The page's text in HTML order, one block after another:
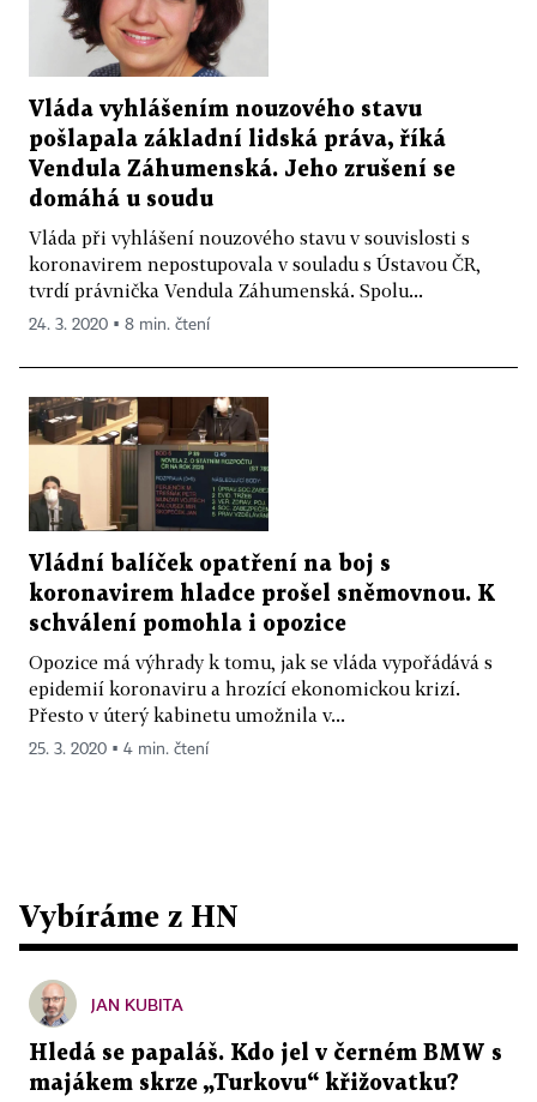
Vláda vyhlášením nouzového stavu
pošlapala základní lidská práva, říká
Vendula Záhumenská. Jeho zrušení se
domáhá u soudu
Vláda při vyhlášení nouzového stavu v souvislosti s
koronavirem nepostupovala v souladu s Ústavou ČR,
tvrdí právnička Vendula Záhumenská. Spolu...
24. 3. 2020 ▪ 8 min. čtení
Vládní balíček opatření na boj s
koronavirem hladce prošel sněmovnou. K
schválení pomohla i opozice
Opozice má výhrady k tomu, jak se vláda vypořádává s
epidemií koronaviru a hrozící ekonomickou krizí.
Přesto v úterý kabinetu umožnila v...
25. 3. 2020 ▪ 4 min. čtení
Vybíráme z HN
JAN KUBITA
Hledá se papaláš. Kdo jel v černém BMW s
majákem skrze „Turkovu“ křižovatku?